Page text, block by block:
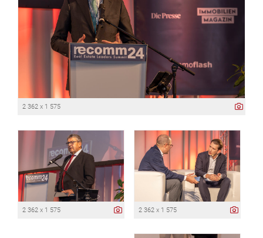
2 362 x 1 575
2 362 x 1 575 2 362 x 1 575